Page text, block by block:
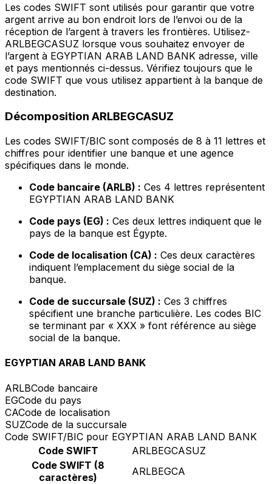
Les codes SWIFT sont utilisés pour garantir que votre
argent arrive au bon endroit lors de l’envoi ou de la
réception de l’argent à travers les frontières. Utilisez-
ARLBEGCASUZ lorsque vous souhaitez envoyer de
l’argent à EGYPTIAN ARAB LAND BANK adresse, ville
et pays mentionnés ci-dessus. Vérifiez toujours que le
code SWIFT que vous utilisez appartient à la banque de
destination.
Décomposition ARLBEGCASUZ
Les codes SWIFT/BIC sont composés de 8 à 11 lettres et
chiffres pour identifier une banque et une agence
spécifiques dans le monde.
Code bancaire (ARLB) : Ces 4 lettres représentent
EGYPTIAN ARAB LAND BANK
Code pays (EG) : Ces deux lettres indiquent que le
pays de la banque est Égypte.
Code de localisation (CA) : Ces deux caractères
indiquent l’emplacement du siège social de la
banque.
Code de succursale (SUZ) : Ces 3 chiffres
spécifient une branche particulière. Les codes BIC
se terminant par « XXX » font référence au siège
social de la banque.
EGYPTIAN ARAB LAND BANK
ARLBCode bancaire
EGCode du pays
CACode de localisation
SUZCode de la succursale
Code SWIFT/BIC pour EGYPTIAN ARAB LAND BANK
Code SWIFT
ARLBEGCASUZ
Code SWIFT (8
caractères)
ARLBEGCA